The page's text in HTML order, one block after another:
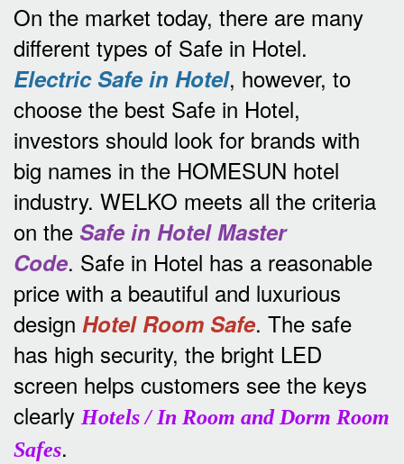
On the market today, there are many
different types of Safe in Hotel.
Electric Safe in Hotel, however, to
choose the best Safe in Hotel,
investors should look for brands with
big names in the HOMESUN hotel
industry. WELKO meets all the criteria
on the Safe in Hotel Master
Code. Safe in Hotel has a reasonable
price with a beautiful and luxurious
design Hotel Room Safe. The safe
has high security, the bright LED
screen helps customers see the keys
clearly Hotels / In Room and Dorm Room
Safes.